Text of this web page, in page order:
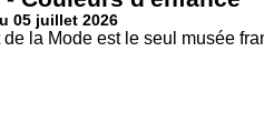
05 juillet 2026
de la Mode est le seul musée